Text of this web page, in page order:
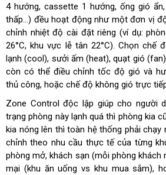
4 hướng, cassette 1 hướng, ống gió
thấp…) đều hoạt động như một đơn vị
chỉnh nhiệt độ cài đặt riêng (ví dụ:
26°C, khu vực lễ tân 22°C). Chọn chế
lạnh (cool), sưởi ấm (heat), quạt gió
còn có thể điều chỉnh tốc độ gió và
thủ công, hoặc chế độ không gió trực
Zone Control độc lập giúp cho người
trạng phòng này lạnh quá thì phòng kia
kia nóng lên thì toàn hệ thống phải
chỉnh theo nhu cầu thực tế của từng
phòng mở, khách sạn (mỗi phòng khách
mại (khu ăn uống vs khu mua sắm),